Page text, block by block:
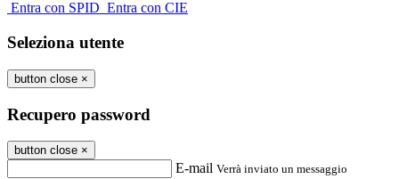
Entra con SPID Entra con CIE
Seleziona utente
button close ×
Recupero password
button close ×
E-mail Verrà inviato un messaggio